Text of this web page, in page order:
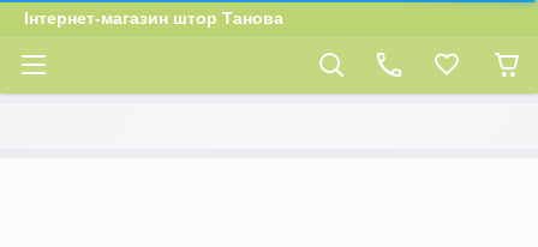
Інтернет-магазин штор Танова